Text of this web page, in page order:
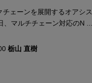
ェーンを展開するオアシス
、マルチチェーン対応のN ...
栃山 直樹